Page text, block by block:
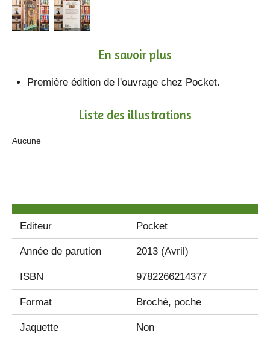
En savoir plus
Première édition de l'ouvrage chez Pocket.
Liste des illustrations
Aucune
Editeur Pocket
Année de parution 2013 (Avril)
ISBN 9782266214377
Format Broché, poche
Jaquette Non